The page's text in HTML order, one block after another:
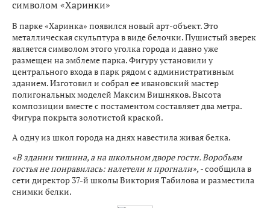
В парке «Харинка» появился новый арт-объект. Это
металлическая скульптура в виде белочки. Пушистый зверек
является символом этого уголка города и давно уже
размещен на эмблеме парка. Фигуру установили у
центрального входа в парк рядом с административным
зданием. Изготовил и собрал ее ивановский мастер
полигональных моделей Максим Вишняков. Высота
композиции вместе с постаментом составляет два метра.
Фигура покрыта золотистой краской.
А одну из школ города на днях навестила живая белка.
«В здании тишина, а на школьном дворе гости. Воробьям
гостья не понравилась: налетели и прогнали», - сообщила в
сети директор 37-й школы Виктория Табилова и разместила
снимки белки.